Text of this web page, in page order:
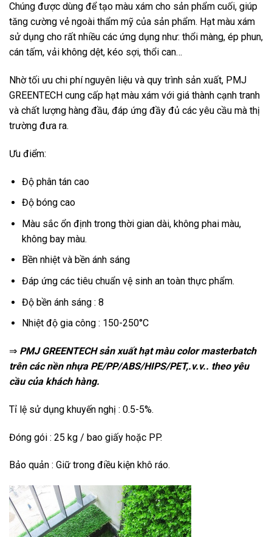
Chúng được dùng để tạo màu xám cho sản phẩm cuối, giúp
tăng cường vẻ ngoài thẩm mỹ của sản phẩm. Hạt màu xám
sử dụng cho rất nhiều các ứng dụng như: thổi màng, ép phun,
cán tấm, vải không dệt, kéo sợi, thổi can…
Nhờ tối ưu chi phí nguyên liệu và quy trình sản xuất, PMJ
GREENTECH cung cấp hạt màu xám với giá thành cạnh tranh
và chất lượng hàng đầu, đáp ứng đầy đủ các yêu cầu mà thị
trường đưa ra.
Ưu điểm:
Độ phân tán cao
Độ bóng cao
Màu sắc ổn định trong thời gian dài, không phai màu,
không bay màu.
Bền nhiệt và bền ánh sáng
Đáp ứng các tiêu chuẩn vệ sinh an toàn thực phẩm.
Độ bền ánh sáng : 8
Nhiệt độ gia công : 150-250°C
⇒ PMJ GREENTECH sản xuất hạt màu color masterbatch
trên các nền nhựa PE/PP/ABS/HIPS/PET,.v.v.. theo yêu
cầu của khách hàng.
Tỉ lệ sử dụng khuyến nghị : 0.5-5%.
Đóng gói : 25 kg / bao giấy hoặc PP.
Bảo quản : Giữ trong điều kiện khô ráo.